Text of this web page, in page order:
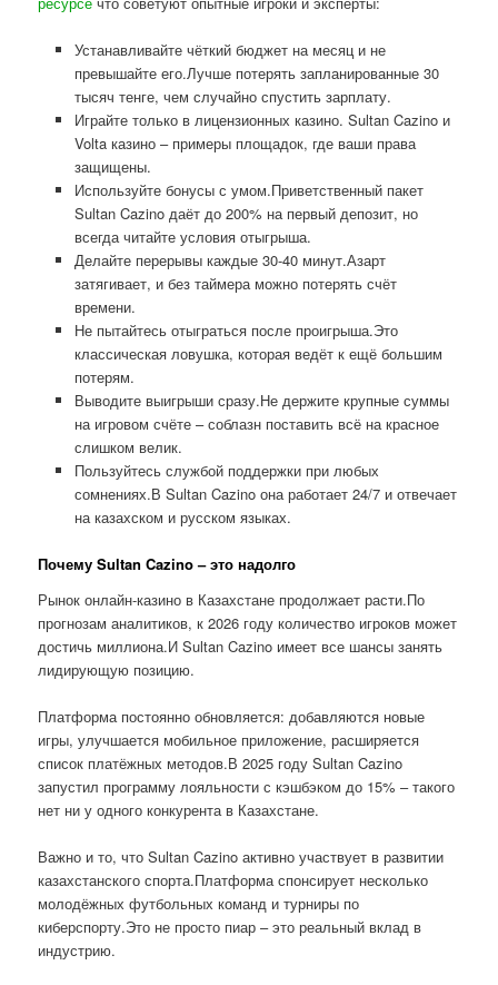
Устанавливайте чёткий бюджет на месяц и не
превышайте его.Лучше потерять запланированные 30
тысяч тенге, чем случайно спустить зарплату.
Играйте только в лицензионных казино. Sultan Cazino и
Volta казино – примеры площадок, где ваши права
защищены.
Используйте бонусы с умом.Приветственный пакет
Sultan Cazino даёт до 200% на первый депозит, но
всегда читайте условия отыгрыша.
Делайте перерывы каждые 30-40 минут.Азарт
затягивает, и без таймера можно потерять счёт
времени.
Не пытайтесь отыграться после проигрыша.Это
классическая ловушка, которая ведёт к ещё большим
потерям.
Выводите выигрыши сразу.Не держите крупные суммы
на игровом счёте – соблазн поставить всё на красное
слишком велик.
Пользуйтесь службой поддержки при любых
сомнениях.В Sultan Cazino она работает 24/7 и отвечает
на казахском и русском языках.
Почему Sultan Cazino – это надолго
Рынок онлайн-казино в Казахстане продолжает расти.По
прогнозам аналитиков, к 2026 году количество игроков может
достичь миллиона.И Sultan Cazino имеет все шансы занять
лидирующую позицию.
Платформа постоянно обновляется: добавляются новые
игры, улучшается мобильное приложение, расширяется
список платёжных методов.В 2025 году Sultan Cazino
запустил программу лояльности с кэшбэком до 15% – такого
нет ни у одного конкурента в Казахстане.
Важно и то, что Sultan Cazino активно участвует в развитии
казахстанского спорта.Платформа спонсирует несколько
молодёжных футбольных команд и турниры по
киберспорту.Это не просто пиар – это реальный вклад в
индустрию.